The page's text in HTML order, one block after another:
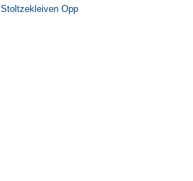
Stoltzekleiven Opp